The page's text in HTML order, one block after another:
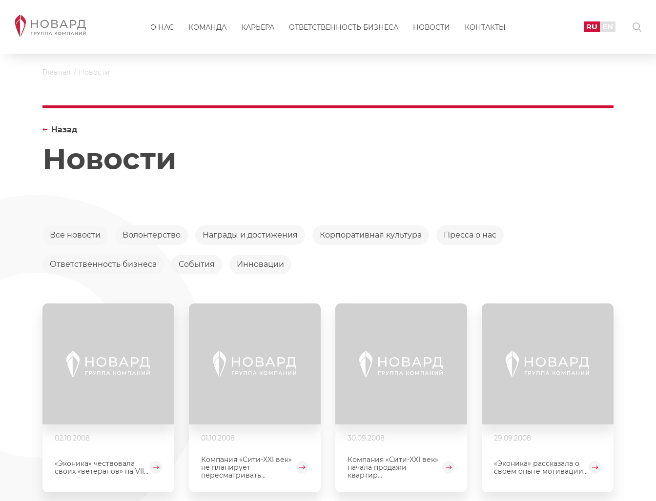
О НАС КОМАНДА КАРЬЕРА ОТВЕТСТВЕННОСТЬ БИЗНЕСА НОВОСТИ КОНТАКТЫ RU EN
Главная Новости
Новости
Назад
Все новости Волонтерство Награды и достижения Корпоративная культура Пресса о нас
Ответственность бизнеса События Инновации
02.10.2008
«Эконика» чествовала
своих «ветеранов» на VII...
01.10.2008
Компания «Сити-XXI век»
не планирует
пересматривать...
30.09.2008
Компания «Сити-XXI век»
начала продажи
квартир...
29.09.2008
«Эконика» рассказала о
своем опыте мотивации...